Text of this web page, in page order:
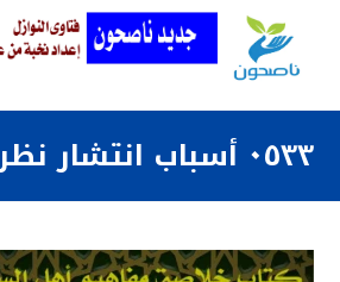
٠٥٣٣ أسباب انتشار نظرية داروين